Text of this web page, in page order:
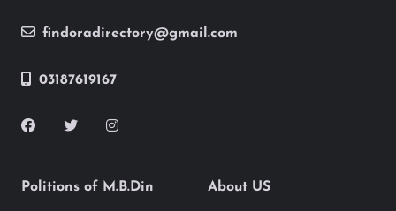
findoradirectory@gmail.com
03187619167
Politions of M.B.Din About US